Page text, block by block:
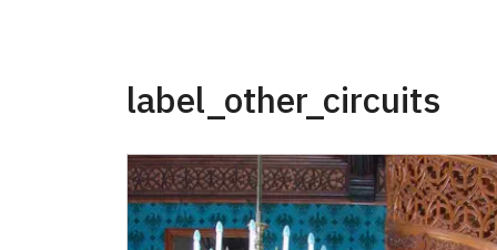
Обладатель удостоверения сотрудника
Обладатель удостоверения "Наш
*действителен для одного человека,
label_other_circuits